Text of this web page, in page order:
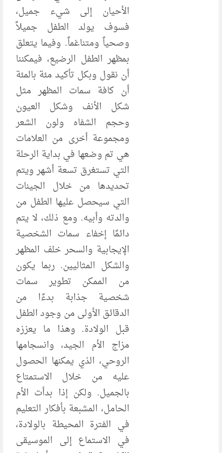
الأحيان إلى شيء جميل،
فسوف يولد الطفل جميلاً
وصحياً ومتناغماً. وفيما يتعلق
بمظهر الطفل الرضيع، فيمكننا
أن نقول وبكل تأكيد مئة بالمئة
أن كافة سمات المظهر مثل
شكل الأنف وشكل العيون
وحجم الشفاه ولون الشعر
ومجموعة أخرى من العلامات
هي تم وضعها في بداية الرحلة
التي تستغرق تسعة أشهر ويتم
تحديدها من خلال الجينات
التي سيحصل عليها الطفل من
والدته وأبيه. ومع ذلك، لا يتم
دائمًا إخفاء سمات الشخصية
الإيجابية والسحر خلف المظهر
والشكل المثاليين. ربما يكون
من الممكن تطوير سمات
شخصية جذابة بدءًا من
الدقائق الأولى من وجود الطفل
قبل الولادة. وهذا ما يعززه
مزاج الأم الجيد، وانسجامها
الروحي، الذي يمكنها الحصول
عليه من خلال الاستمتاع
بالجميل. ولكن إذا بدأت الأم
الحامل، المشبعة بأفكار التعليم
في الفترة المحيطة بالولادة،
في الاستماع إلى الموسيقى